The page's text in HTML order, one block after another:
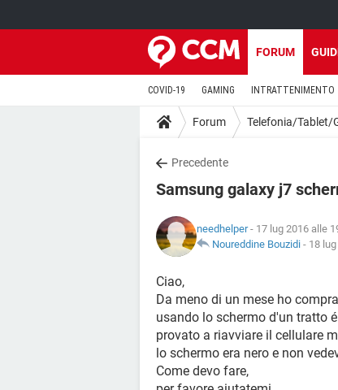
FORUM
COVID-19 GAMING INTRATTENIMENTO
Forum Telefonia/Tablet/
Precedente
Samsung galaxy j7
needhelper- 17 lug 2016 alle
Noureddine Bouzidi - 18
Ciao,
Da meno di un mese ho
usando lo schermo d'un tratto
provato a riavviare il cellulare
lo schermo era nero e non
Come devo fare,